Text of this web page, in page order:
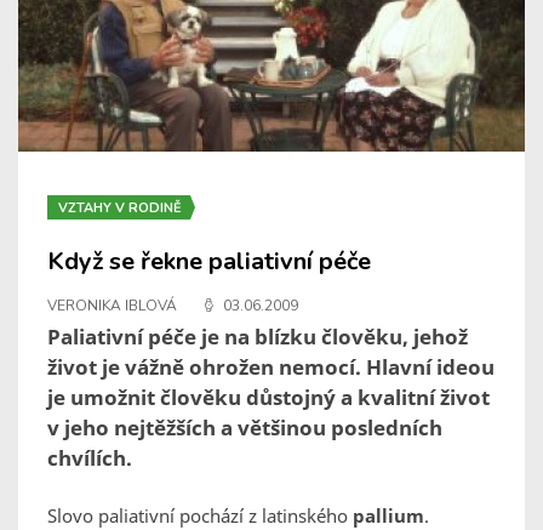
VZTAHY V RODINĚ
Když se řekne paliativní péče
VERONIKA IBLOVÁ 03.06.2009
Paliativní péče je na blízku člověku, jehož
život je vážně ohrožen nemocí. Hlavní ideou
je umožnit člověku důstojný a kvalitní život
v jeho nejtěžších a většinou posledních
chvílích.
Slovo paliativní pochází z latinského pallium.